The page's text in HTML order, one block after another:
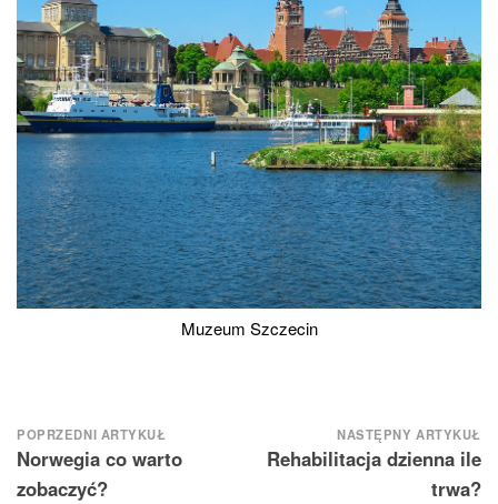
Muzeum Szczecin
Nawigacja
wpisu
POPRZEDNI ARTYKUŁ
Norwegia co warto
zobaczyć?
NASTĘPNY ARTYKUŁ
Rehabilitacja dzienna ile
trwa?